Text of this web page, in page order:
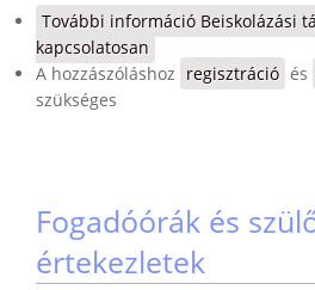
További információ Beiskolázási
kapcsolatosan
A hozzászóláshoz regisztráció és
szükséges
Fogadóórák és
értekezletek